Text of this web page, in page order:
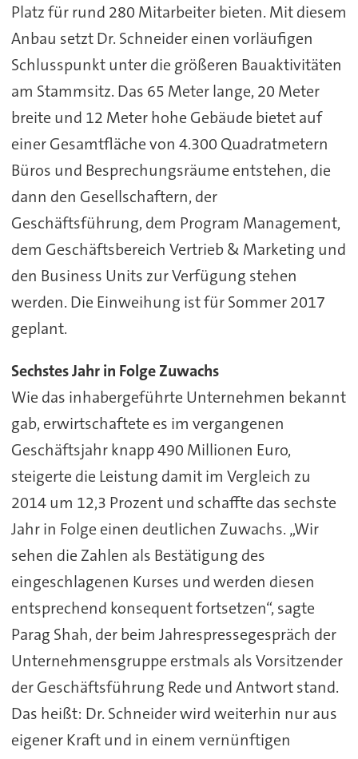
Platz für rund 280 Mitarbeiter bieten. Mit diesem
Anbau setzt Dr. Schneider einen vorläufigen
Schlusspunkt unter die größeren Bauaktivitäten
am Stammsitz. Das 65 Meter lange, 20 Meter
breite und 12 Meter hohe Gebäude bietet auf
einer Gesamtfläche von 4.300 Quadratmetern
Büros und Besprechungsräume entstehen, die
dann den Gesellschaftern, der
Geschäftsführung, dem Program Management,
dem Geschäftsbereich Vertrieb & Marketing und
den Business Units zur Verfügung stehen
werden. Die Einweihung ist für Sommer 2017
geplant.
Sechstes Jahr in Folge Zuwachs
Wie das inhabergeführte Unternehmen bekannt
gab, erwirtschaftete es im vergangenen
Geschäftsjahr knapp 490 Millionen Euro,
steigerte die Leistung damit im Vergleich zu
2014 um 12,3 Prozent und schaffte das sechste
Jahr in Folge einen deutlichen Zuwachs. „Wir
sehen die Zahlen als Bestätigung des
eingeschlagenen Kurses und werden diesen
entsprechend konsequent fortsetzen“, sagte
Parag Shah, der beim Jahrespressegespräch der
Unternehmensgruppe erstmals als Vorsitzender
der Geschäftsführung Rede und Antwort stand.
Das heißt: Dr. Schneider wird weiterhin nur aus
eigener Kraft und in einem vernünftigen